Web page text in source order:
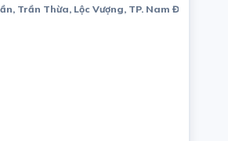
Nam
Trần Thừa, Lộc Vượng, TP. Nam Định,